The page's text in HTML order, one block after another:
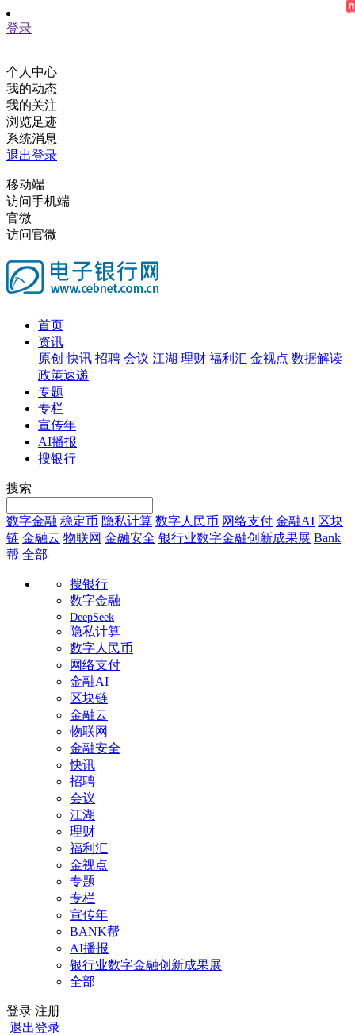
登录
个人中心
我的动态
我的关注
浏览足迹
系统消息
退出登录
移动端
访问手机端
官微
访问官微
首页
资讯
原创 快讯 招聘 会议 江湖 理财 福利汇 金视点 数据解读
政策速递
专题
专栏
宣传年
AI播报
搜银行
搜索
数字金融 稳定币 隐私计算 数字人民币 网络支付 金融AI 区块
链 金融云 物联网 金融安全 银行业数字金融创新成果展 Bank
帮 全部
搜银行
数字金融
DeepSeek
隐私计算
数字人民币
网络支付
金融AI
区块链
金融云
物联网
金融安全
快讯
招聘
会议
江湖
理财
福利汇
金视点
专题
专栏
宣传年
BANK帮
AI播报
银行业数字金融创新成果展
全部
登录 注册
退出登录